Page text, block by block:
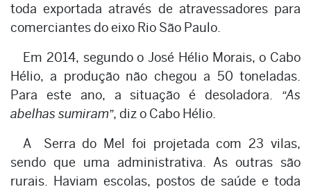
toda exportada através de atravessadores para
comerciantes do eixo Rio São Paulo.
Em 2014, segundo o José Hélio Morais, o Cabo
Hélio, a produção não chegou a 50 toneladas.
Para este ano, a situação é desoladora. “As
abelhas sumiram”, diz o Cabo Hélio.
A Serra do Mel foi projetada com 23 vilas,
sendo que uma administrativa. As outras são
rurais. Haviam escolas, postos de saúde e toda